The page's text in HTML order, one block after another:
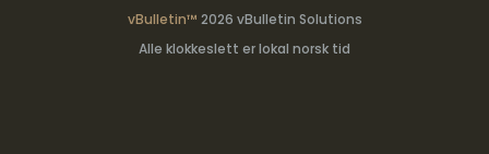
vBulletin™ 2026 vBulletin Solutions
Alle klokkeslett er lokal norsk tid